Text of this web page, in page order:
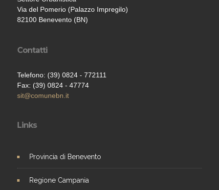
Via del Pomerio (Palazzo Impregilo)
82100 Benevento (BN)
Contatti
Telefono: (39) 0824 - 772111
Fax: (39) 0824 - 47774
sit@comunebn.it
Links
Provincia di Benevento
Regione Campania